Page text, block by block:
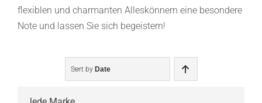
flexiblen und charmanten Alleskönnern eine besondere
Note und lassen Sie sich begeistern!
Sort by Date